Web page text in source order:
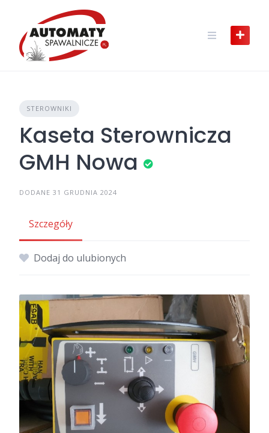
content
STEROWNIKI
Kaseta Sterownicza
GMH Nowa
DODANE 31 GRUDNIA 2024
Szczegóły
Dodaj do ulubionych